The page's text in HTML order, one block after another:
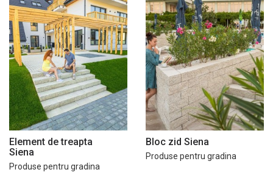
Element de treapta
Siena
Produse pentru gradina
Bloc zid Siena
Produse pentru gradina